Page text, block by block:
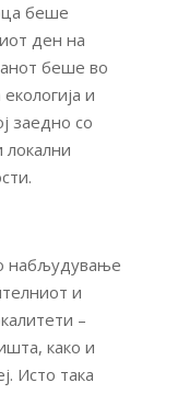
беше
ден на
беше во
и
заедно со
набљудување
и
–
како и
Исто така